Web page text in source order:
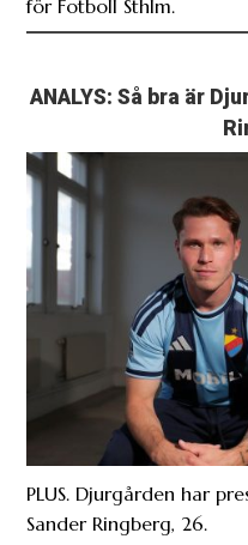
för Fotboll Sthlm.
ANALYS: Så bra är
PLUS. Djurgården har
Sander Ringberg, 26.